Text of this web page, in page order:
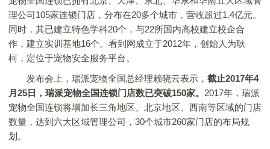
理公司105家连锁门店，分布在20多个城市，营收超过1.4亿元。
同时，其已建立特色学科20个，与22所国内高校建立校企合
作，建立实训基地16个。看到网成立于2012年，创始人为耿
柯，定位于宠物安全服务平台。
发布会上，瑞派宠物全国总经理赖晓云表示， 截止2017年4
月25日，瑞派宠物全国连锁门店数已突破150家。 2017年，瑞派
宠物全国连锁将增加长三角地区、北京地区、西南等区域的门店
数量，达到六大区域管理公司，30个城市260家门店的布局规
划。